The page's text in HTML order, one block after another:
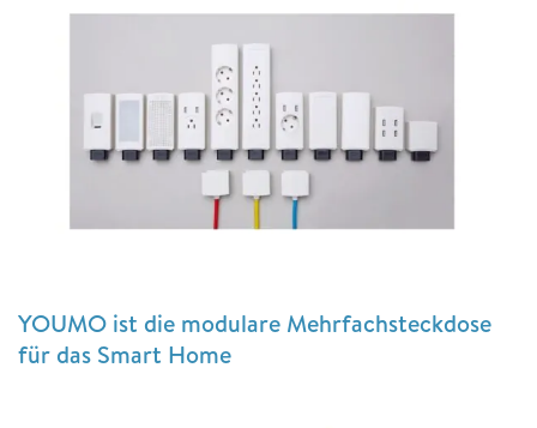
YOUMO ist die modulare Mehrfachsteckdose
für das Smart Home